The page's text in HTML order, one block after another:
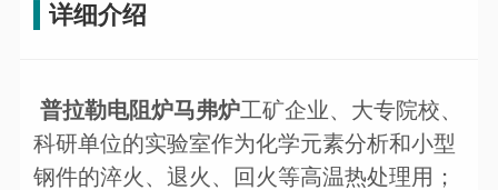
详细介绍
普拉勒电阻炉马弗炉工矿企业、大专院校、
科研单位的实验室作为化学元素分析和小型
钢件的淬火、退火、回火等高温热处理用；